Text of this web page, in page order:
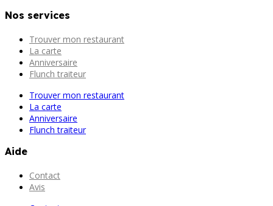
Nos services
Trouver mon restaurant
La carte
Anniversaire
Flunch traiteur
Trouver mon restaurant
La carte
Anniversaire
Flunch traiteur
Aide
Contact
Avis